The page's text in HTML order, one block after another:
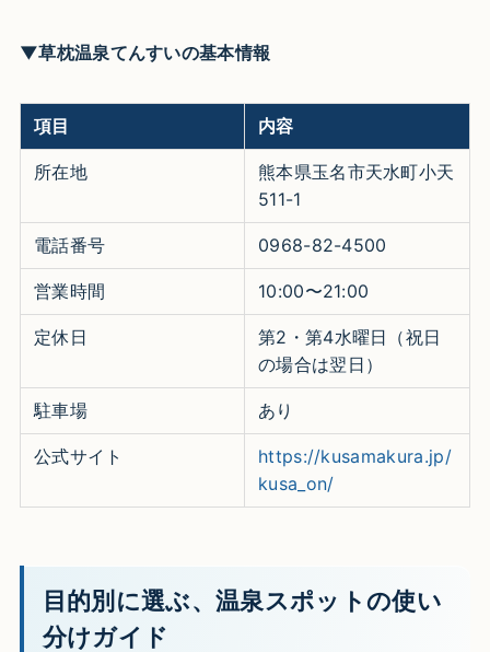
▼草枕温泉てんすいの基本情報
項目 内容
所在地
熊本県玉名市天水町小天
511-1
電話番号 0968-82-4500
営業時間 10:00〜21:00
定休日
第2・第4水曜日（祝日
の場合は翌日）
駐車場 あり
公式サイト
https://kusamakura.jp/
kusa_on/
目的別に選ぶ、温泉スポットの使い
分けガイド